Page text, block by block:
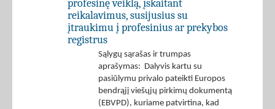
profesinę veiklą, įskaitant
reikalavimus, susijusius su
įtraukimu į profesinius ar prekybos
registrus
Sąlygų sąrašas ir trumpas
aprašymas: Dalyvis kartu su
pasiūlymu privalo pateikti Europos
bendrąjį viešųjų pirkimų dokumentą
(EBVPD), kuriame patvirtina, kad